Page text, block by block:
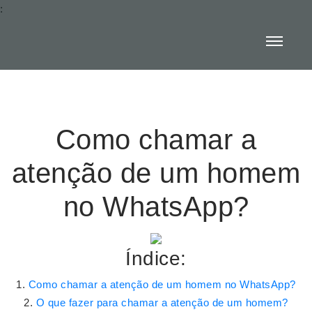
:
Como chamar a
atenção de um homem
no WhatsApp?
Índice:
Como chamar a atenção de um homem no WhatsApp?
O que fazer para chamar a atenção de um homem?